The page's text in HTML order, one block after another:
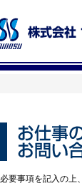
必要事項を記入の上